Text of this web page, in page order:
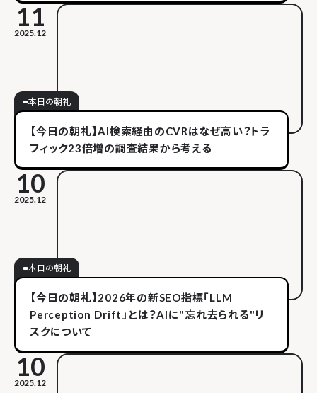
11
2025.12
本日の朝礼
【今日の朝礼】AI検索経由のCVRはなぜ高い？トラ
フィック23倍増の調査結果から考える
10
2025.12
本日の朝礼
【今日の朝礼】2026年の新SEO指標「LLM
Perception Drift」とは？AIに"忘れ去られる"リ
スクについて
10
2025.12